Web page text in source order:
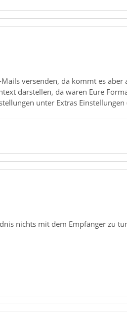
versenden, da kommt es
darstellen, da wären Eure
unter Extras
nichts mit dem Empfänger zu